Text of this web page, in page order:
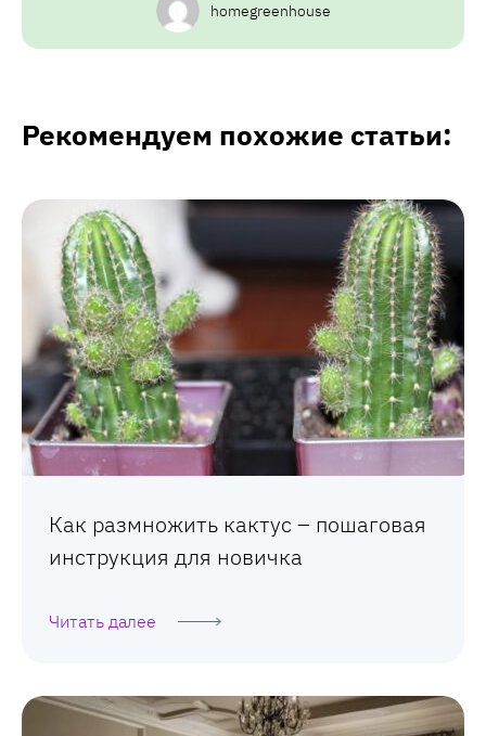
homegreenhouse
Рекомендуем похожие статьи:
Как размножить кактус – пошаговая
инструкция для новичка
Читать далее